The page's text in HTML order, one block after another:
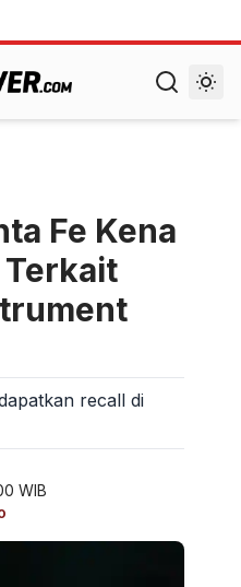
Fe Kena
Terkait
recall di
WIB